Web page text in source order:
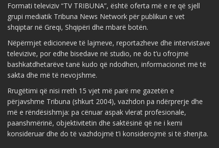
Formati televiziv “TV TRIBUNA”, është oferta më e re që sjell
grupi mediatik Tribuna News Network për publikun e vet
shqiptar në Greqi, Shqipëri dhe mbarë botën.
Nëpërmjet edicioneve të lajmeve, reportazheve dhe intervistave
televizive, por edhe bisedave në studio, ne do t’u ofrojmë
bashkatdhetarëve tanë kudo që ndodhen, informacionet më të
sakta dhe më të nevojshme.
Rrugëtimi që nisi rreth 15 vjet më parë me gazetën e
përjavshme Tribuna (shkurt 2004), vazhdon pa ndërprerje dhe
më e rëndësishmja: pa cënuar aspak vlerat profesionale,
paanshmërinë, objektivitetin dhe saktësinë që ne i kemi
konsideruar dhe do të vazhdojmë t’i konsiderojmë si të shenjta.